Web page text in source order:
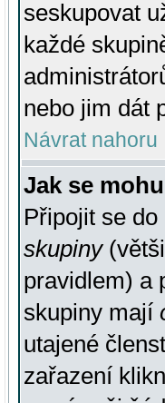
seskupovat
každé
nebo jim dát
Návrat nahoru
Jak se
Připojit se
skupiny
pravidlem) a
skupiny mají
utajené
zařazení